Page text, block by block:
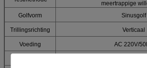
meertrappige
Golfvorm
Sinusgolf
Trillingsrichting Verticaal
Voeding AC 220V/